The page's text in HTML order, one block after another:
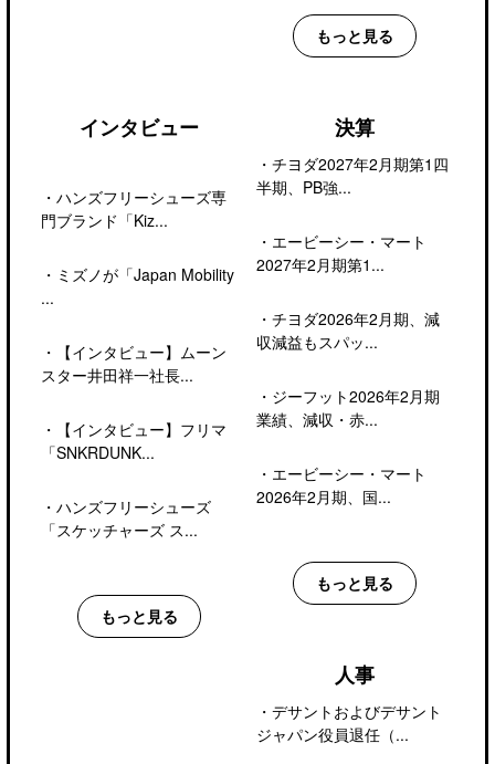
もっと見る
インタビュー
・ ハンズフリーシューズ専
門ブランド「Kiz...
・ ミズノが「Japan Mobility
...
・
【インタビュー】ムーン
スター井田祥一社長...
・
【インタビュー】フリマ
「SNKRDUNK...
・ ハンズフリーシューズ
「スケッチャーズ ス...
もっと見る
決算
・ チヨダ2027年2月期第1四
半期、PB強...
・ エービーシー・マート
2027年2月期第1...
・ チヨダ2026年2月期、減
収減益もスパッ...
・ ジーフット2026年2月期
業績、減収・赤...
・ エービーシー・マート
2026年2月期、国...
もっと見る
人事
・ デサントおよびデサント
ジャパン役員退任（...